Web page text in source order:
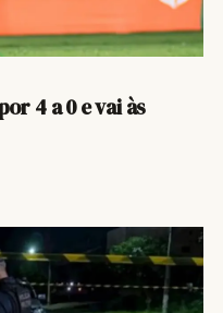
4 a 0 e vai às